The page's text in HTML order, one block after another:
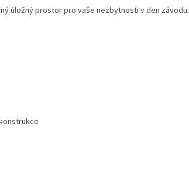
úložný prostor pro vaše nezbytnosti v den závodu.